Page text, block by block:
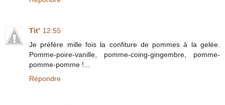
Tit' 12:55
Je préfère mille fois la confiture de pommes à la gelée.
Pomme-poire-vanille, pomme-coing-gingembre, pomme-
pomme-pomme !...
Répondre